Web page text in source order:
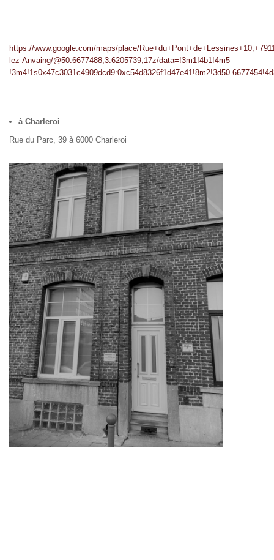
https://www.google.com/maps/place/
lez-Anvaing/@50.6677488,3.6205739,17z/data=!3m1!4b1!4m5
à Charleroi
Rue du Parc, 39 à 6000 Charleroi